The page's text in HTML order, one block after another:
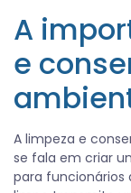
A
e
A limpeza e
se fala em criar
para funcionários